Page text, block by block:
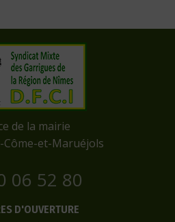
de la mairie
Côme-et-Maruéjols
06 52 80
D'OUVERTURE